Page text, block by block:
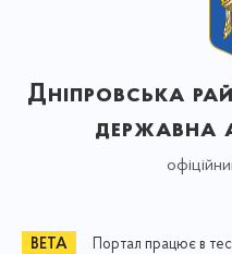
Дніпровська
державна
Портал працює в